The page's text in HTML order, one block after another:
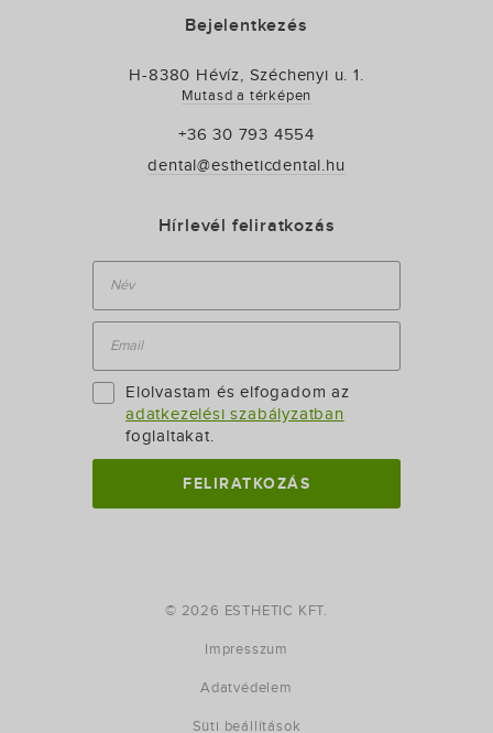
Bejelentkezés
H-8380 Hévíz, Széchenyi u. 1.
Mutasd a térképen
+36 30 793 4554
dental@estheticdental.hu
Hírlevél feliratkozás
Elolvastam és elfogadom az
adatkezelési szabályzatban
foglaltakat.
© 2026 ESTHETIC KFT.
Impresszum
Adatvédelem
Süti beállítások